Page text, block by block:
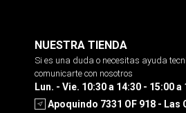
NUESTRA TIENDA
Si es una duda o necesitas ayuda
comunicarte con nosotros
Lun. - Vie. 10:30 a 14:30 - 15:00 a
Apoquindo 7331 OF 918 - Las